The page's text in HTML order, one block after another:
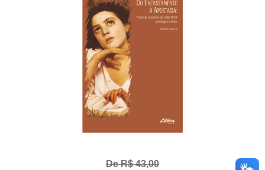
De R$ 43,00